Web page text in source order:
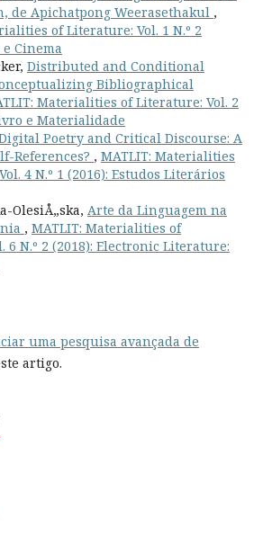
de Apichatpong Weerasethakul ,
of Literature: Vol. 1 N.º 2
e Cinema
Distributed and Conditional
Bibliographical
Materialities of Literature: Vol. 2
e Materialidade
Poetry and Critical Discourse: A
References? , MATLIT: Materialities
4 N.º 1 (2016): Estudos Literários
OlesiÅ„ska, Arte da Linguagem na
, MATLIT: Materialities of
6 N.º 2 (2018): Electronic Literature:
uma pesquisa avançada de
artigo.